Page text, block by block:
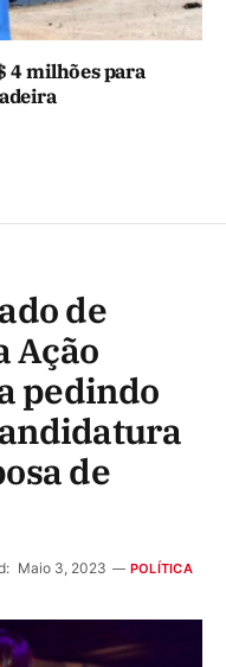
4 milhões para
de
Ação
pedindo
de
Maio 3, 2023 POLÍTICA